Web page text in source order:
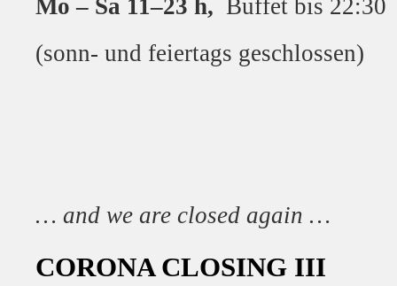
Mo – Sa 11–23 h, Buffet bis 22:30
(sonn- und feiertags geschlossen)
… and we are closed again …
CORONA CLOSING III